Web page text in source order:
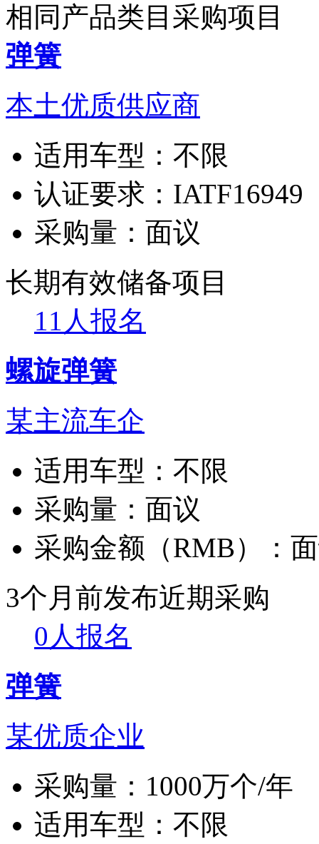
相同产品类目采购项目
弹簧
本土优质供应商
适用车型： 不限
认证要求： IATF16949
采购量： 面议
长期有效储备项目
11人报名
螺旋弹簧
某主流车企
适用车型： 不限
采购量： 面议
采购金额（RMB）：
3个月前发布近期采购
0人报名
弹簧
某优质企业
采购量： 1000万个/年
适用车型： 不限